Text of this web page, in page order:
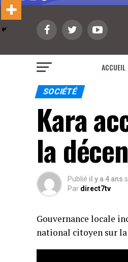
ACCUEIL
SOCIÉTÉ
Kara
la
Publié il y a 4 ans
Par direct7tv
Gouvernance locale
national citoyen sur